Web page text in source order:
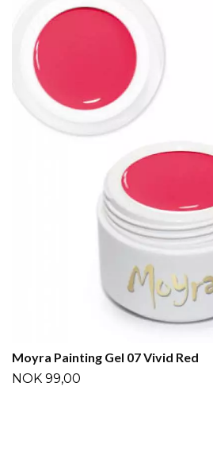
Moyra Painting Gel 07 Vivid Red
NOK 99,00